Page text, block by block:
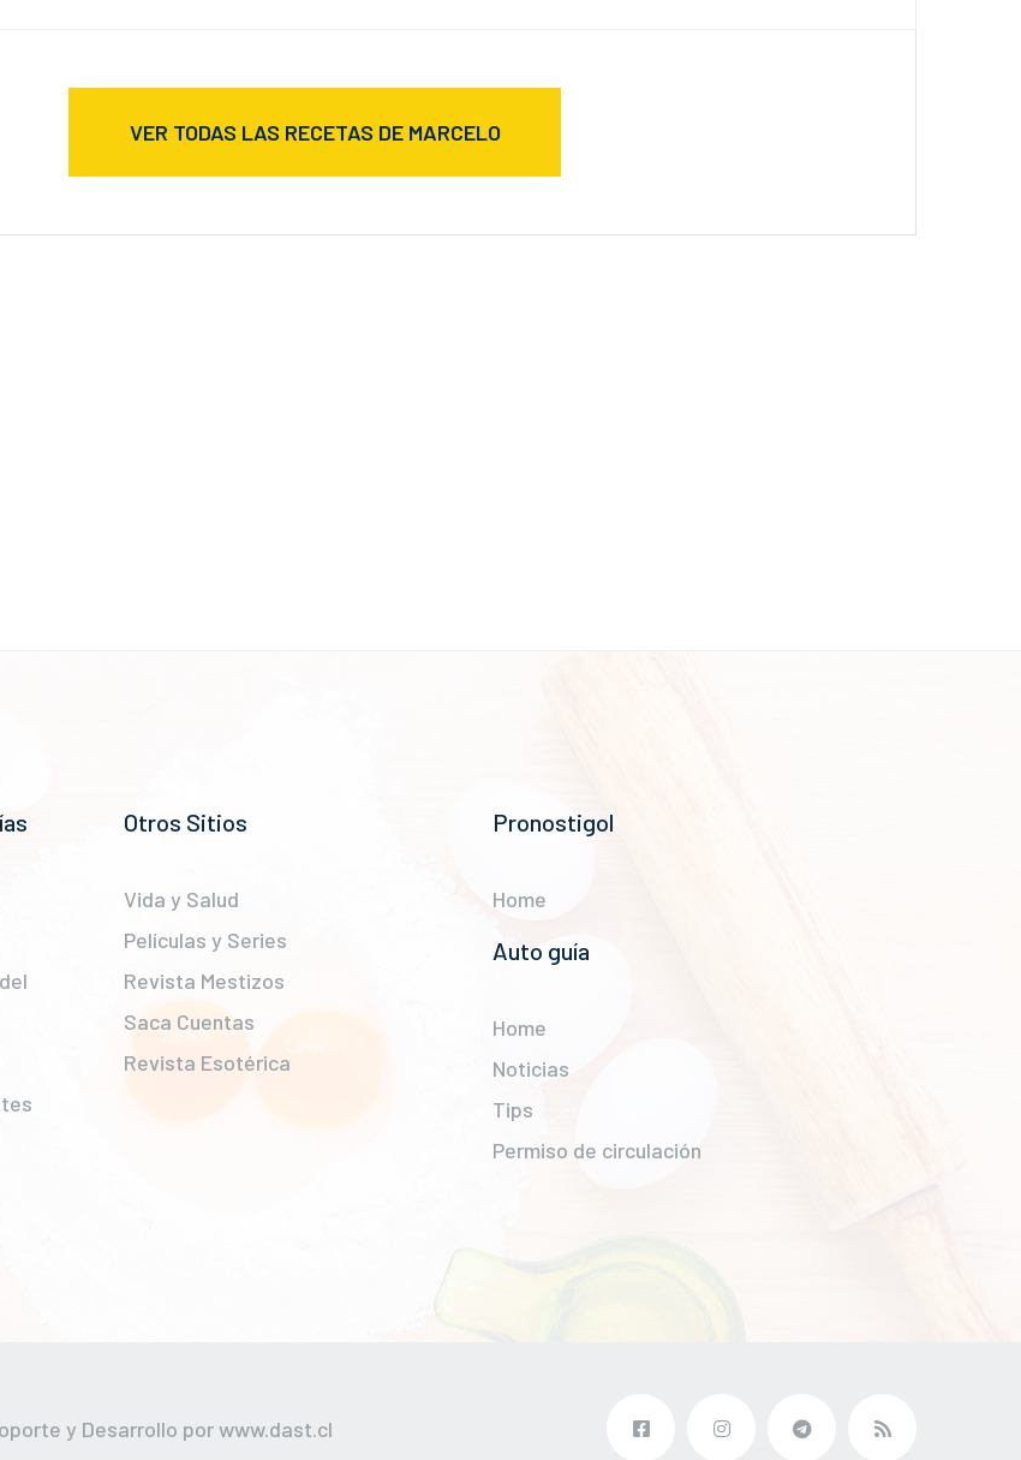
VER TODAS LAS RECETAS DE MARCELO
Otros Sitios
Vida y Salud
Películas y Series
Revista Mestizos
Saca Cuentas
Revista Esotérica
Pronostigol
Home
Auto guía
Home
Noticias
Tips
Permiso de circulación
y Desarrollo porwww.dast.cl